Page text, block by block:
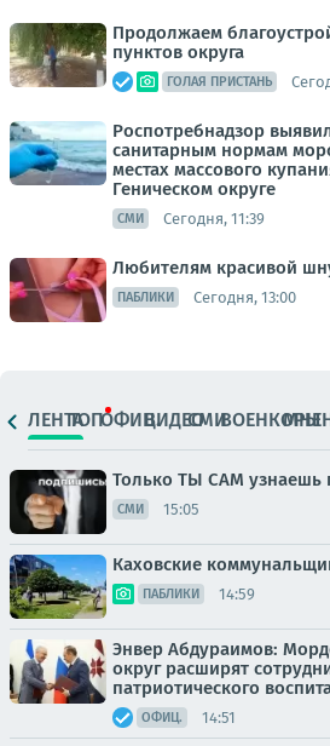
Продолжаем
пунктов округа
ГОЛАЯ ПРИСТАНЬ
Роспотребнадзор
санитарным нормам
местах массового
Геническом округе
СМИ Сегодня, 11:39
Любителям красивой
ПАБЛИКИ Сегодня, 13:00
ЛЕНТАТОПОФИЦ.ВИДЕОСМИВОЕНКОРЫ
Только ТЫ САМ узнаешь
СМИ 15:05
Каховские
ПАБЛИКИ 14:59
Энвер Абдураимов:
округ расширят
патриотического
ОФИЦ. 14:51